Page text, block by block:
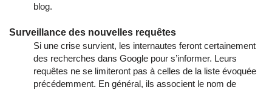
blog.
Surveillance des nouvelles requêtes
Si une crise survient, les internautes feront certainement
des recherches dans Google pour s’informer. Leurs
requêtes ne se limiteront pas à celles de la liste évoquée
précédemment. En général, ils associent le nom de